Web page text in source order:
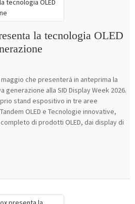
la tecnologia OLED
maggio che presenterà in anteprima la
generazione alla SID Display Week 2026.
stand espositivo in tre aree
OLED e Tecnologie innovative,
di prodotti OLED, dai display di